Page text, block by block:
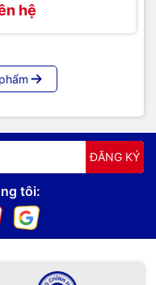
lên trần hoặc tường,
với mọi không gian nội
Màn chiếu phim 3D
lựa chọn tối ưu cho nhu
được tư vấn rõ hơn về
32001 334
hệ
ĐĂNG KÝ
tôi: